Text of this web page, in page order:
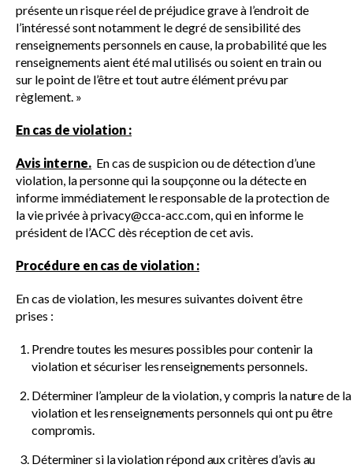
présente un risque réel de préjudice grave à l’endroit de
l’intéressé sont notamment le degré de sensibilité des
renseignements personnels en cause, la probabilité que les
renseignements aient été mal utilisés ou soient en train ou
sur le point de l’être et tout autre élément prévu par
règlement. »
En cas de violation :
Avis interne. En cas de suspicion ou de détection d’une
violation, la personne qui la soupçonne ou la détecte en
informe immédiatement le responsable de la protection de
la vie privée àprivacy@cca-acc.com, qui en informe le
président de l’ACC dès réception de cet avis.
Procédure en cas de violation :
En cas de violation, les mesures suivantes doivent être
prises :
Prendre toutes les mesures possibles pour contenir la
violation et sécuriser les renseignements personnels.
Déterminer l’ampleur de la violation, y compris la nature de la
violation et les renseignements personnels qui ont pu être
compromis.
Déterminer si la violation répond aux critères d’avis au